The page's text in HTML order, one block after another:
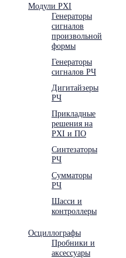
Модули PXI
Генераторы
сигналов
произвольной
формы
Генераторы
сигналов РЧ
Дигитайзеры
РЧ
Прикладные
решения на
PXI и ПО
Синтезаторы
РЧ
Сумматоры
РЧ
Шасси и
контроллеры
Осциллографы
Пробники и
аксессуары